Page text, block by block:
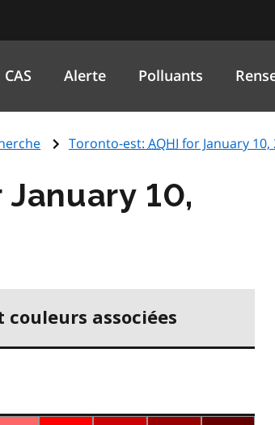
CAS Alerte Polluants
Toronto-est: AQHI for January 10,
January 10,
associées